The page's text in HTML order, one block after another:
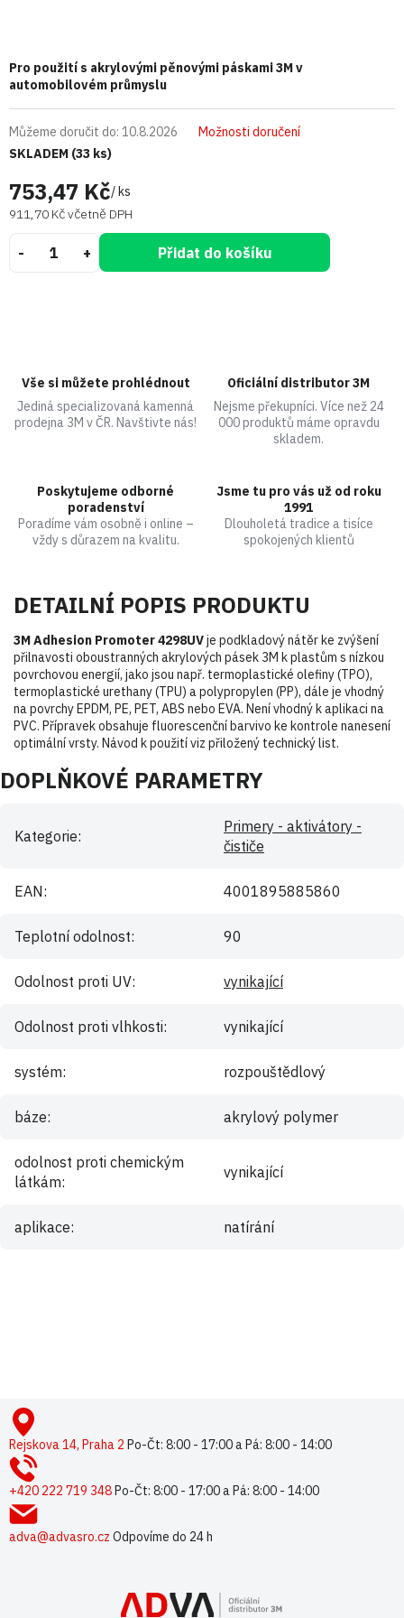
753,47 Kč/ ks
911,70 Kč včetně DPH
SKLADEM (33 ks)
Můžeme doručit do: 10.8.2026 Možnosti doručení
Přidat do košíku
Pro použití s akrylovými pěnovými páskami 3M v
automobilovém průmyslu
Vše si můžete prohlédnout
Jediná specializovaná kamenná
prodejna 3M v ČR. Navštivte nás!
Oficiální distributor 3M
Nejsme překupníci. Více než 24
000 produktů máme opravdu
skladem.
Poskytujeme odborné
poradenství
Poradíme vám osobně i online –
vždy s důrazem na kvalitu.
Jsme tu pro vás už od roku
1991
Dlouholetá tradice a tisíce
spokojených klientů
DETAILNÍ POPIS PRODUKTU
3M Adhesion Promoter 4298UVje podkladový nátěr ke zvýšení
přilnavosti oboustranných akrylových pásek 3M k plastům s nízkou
povrchovou energií, jako jsou např. termoplastické olefiny (TPO),
termoplastické urethany (TPU) a polypropylen (PP), dále je vhodný
na povrchy EPDM, PE, PET, ABS nebo EVA. Není vhodný k aplikaci na
PVC. Přípravek obsahuje fluorescenční barvivo ke kontrole nanesení
optimální vrsty. Návod k použití viz přiložený technický list.
DOPLŇKOVÉ PARAMETRY
Kategorie:
Primery - aktivátory -
čističe
EAN: 4001895885860
Teplotní odolnost: 90
Odolnost proti UV: vynikající
Odolnost proti vlhkosti: vynikající
systém: rozpouštědlový
báze: akrylový polymer
odolnost proti chemickým
látkám:
vynikající
aplikace: natírání
pRejskova 14, Praha 2 Po-Čt: 8:00 - 17:00 a Pá: 8:00 - 14:00
+420 222 719 348Po-Čt: 8:00 - 17:00 a Pá: 8:00 - 14:00
adva@advasro.cz Odpovíme do 24 h